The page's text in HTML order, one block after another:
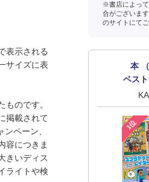
表示される
サイズに表
のです。
掲載されて
ペーン、
容につきま
きいディス
ライトや検
※書店によっ
合がございま
のサイトにて
本
ベス
1位